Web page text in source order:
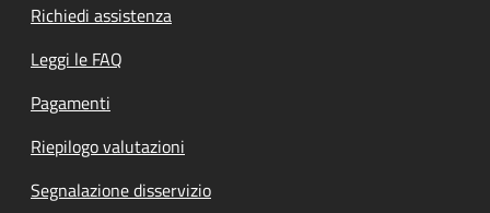
Richiedi assistenza
Leggi le FAQ
Pagamenti
Riepilogo valutazioni
Segnalazione disservizio